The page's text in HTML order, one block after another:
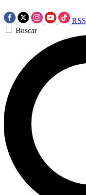
RSS
Buscar